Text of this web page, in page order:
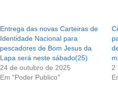
Entrega das novas Carteiras de
Identidade Nacional para
pescadores de Bom Jesus da
Lapa será neste sábado(25)
24 de outubro de 2025
Em "Poder Publico"
2